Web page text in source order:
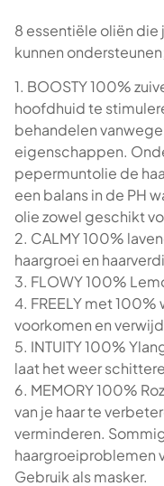
8 essentiële oliën die
kunnen
1. BOOSTY 100%
hoofdhuid te
behandelen
eigenschappen.
pepermuntolie de
een balans in de PH
olie zowel geschikt
2. CALMY 100%
haargroei en
3. FLOWY 100%
4. FREELY met
voorkomen en
5. INTUITY 100%
laat het weer
6. MEMORY 100%
van je haar te
verminderen.
haargroeiproblemen
Gebruik als masker.